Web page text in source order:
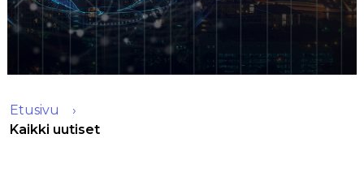
Etusivu
Kaikki uutiset